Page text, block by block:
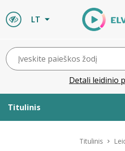
LT
Detali leidinio
Titulinis
Titulinis